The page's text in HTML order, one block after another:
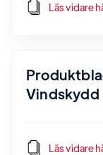
Läs vidare
Vindskydd
Läs vidare